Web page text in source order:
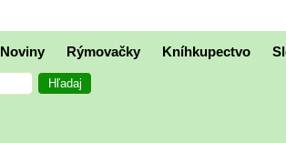
Noviny Rýmovačky Kníhkupectvo